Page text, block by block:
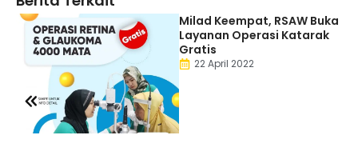
Milad Keempat, RSAW Buka
Layanan Operasi Katarak
Gratis
22 April 2022